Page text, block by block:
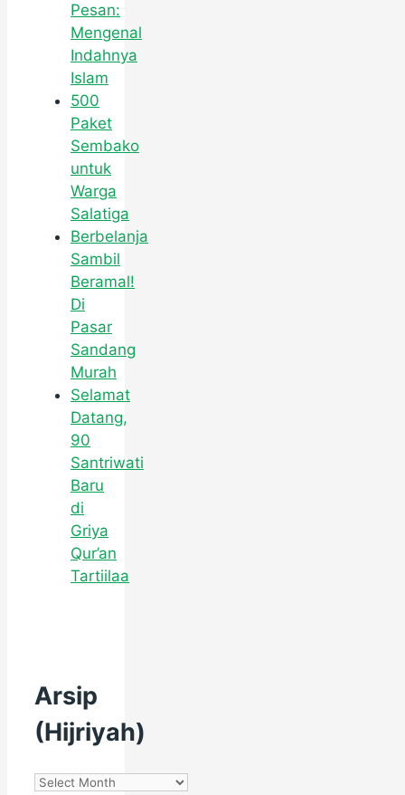
Pesan:
Mengenal
Indahnya
Islam
500
Paket
Sembako
untuk
Warga
Salatiga
Berbelanja
Sambil
Beramal!
Di
Pasar
Sandang
Murah
Selamat
Datang,
90
Santriwati
Baru
di
Griya
Qur’an
Tartiilaa
Arsip
(Hijriyah)
Arsip